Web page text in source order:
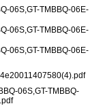
06S,GT-TMBBQ-06E-
06S,GT-TMBBQ-06E-
06S,GT-TMBBQ-06E-
06S,GT-TMBBQ-